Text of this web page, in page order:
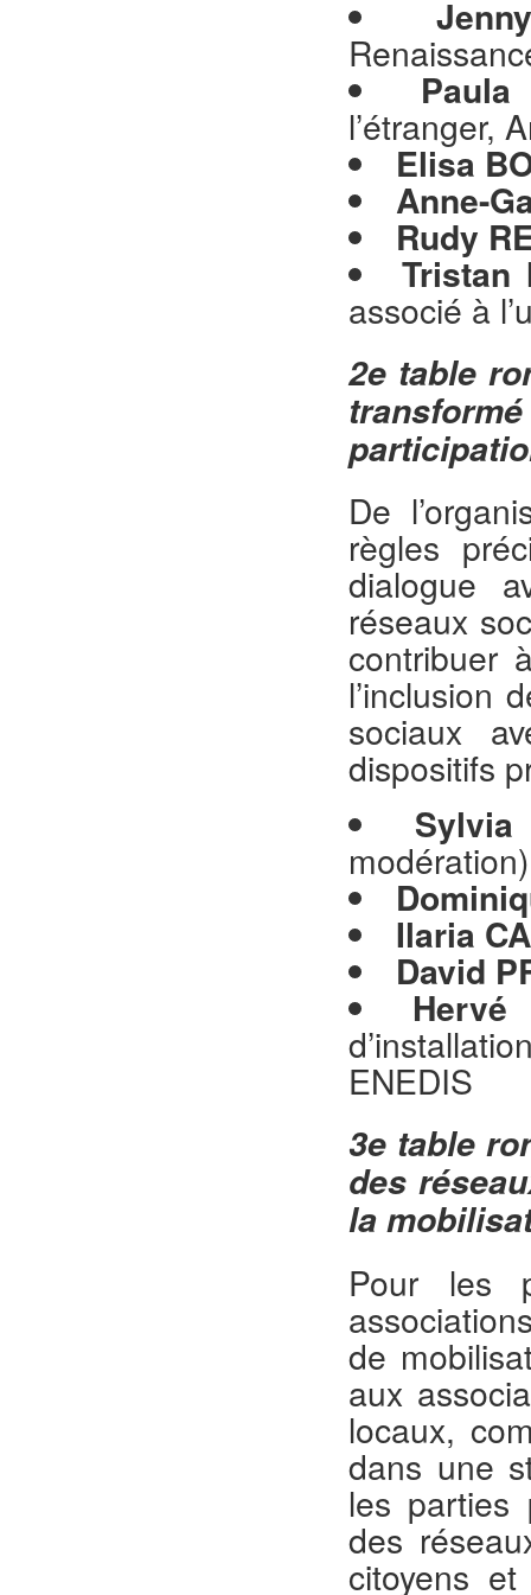
Paula
l’étranger,
Elisa
Anne-
Rudy
Tristan
associé à
2e table
De
règles
dialogue
réseaux
contribuer
l’inclusion
sociaux
dispositifs
Sylvia
modération)
Ilaria
David
Hervé
ENEDIS
3e table
des
la
Pour les
de
aux
locaux,
dans une
les parties
des
citoyens